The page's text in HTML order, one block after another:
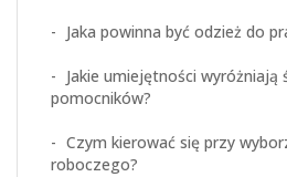
Jaka powinna być odzież do
Jakie umiejętności wyróżniają
pomocników?
Czym kierować się przy
roboczego?